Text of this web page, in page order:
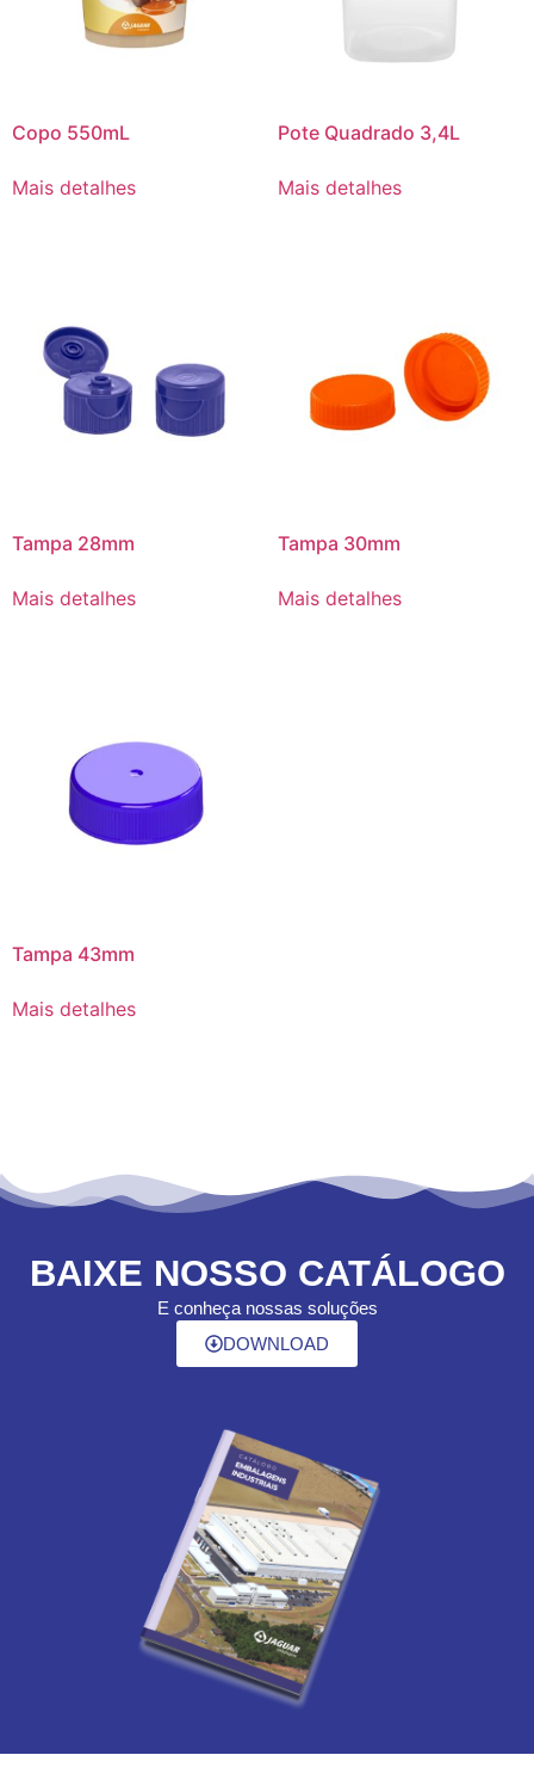
Copo 550mL
Mais detalhes
Pote Quadrado 3,4L
Mais detalhes
Tampa 28mm
Mais detalhes
Tampa 30mm
Mais detalhes
Tampa 43mm
Mais detalhes
BAIXE NOSSO CATÁLOGO
E conheça nossas soluções
DOWNLOAD